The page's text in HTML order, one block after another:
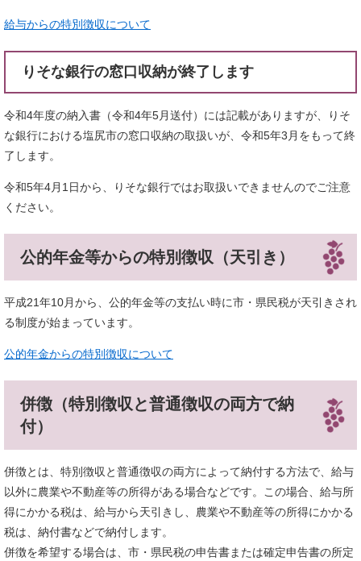
給与からの特別徴収について
りそな銀行の窓口収納が終了します
令和4年度の納入書（令和4年5月送付）には記載がありますが、りそ
な銀行における塩尻市の窓口収納の取扱いが、令和5年3月をもって終
了します。
令和5年4月1日から、りそな銀行ではお取扱いできませんのでご注意
ください。
公的年金等からの特別徴収（天引き）
平成21年10月から、公的年金等の支払い時に市・県民税が天引きされ
る制度が始まっています。
公的年金からの特別徴収について
併徴（特別徴収と普通徴収の両方で納
付）
併徴とは、特別徴収と普通徴収の両方によって納付する方法で、給与
以外に農業や不動産等の所得がある場合などです。この場合、給与所
得にかかる税は、給与から天引きし、農業や不動産等の所得にかかる
税は、納付書などで納付します。
併徴を希望する場合は、市・県民税の申告書または確定申告書の所定